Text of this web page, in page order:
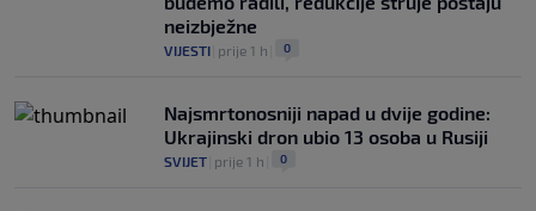
neizbježne
VIJESTI prije 1 h 0
Najsmrtonosniji napad u dvije godine:
Ukrajinski dron ubio 13 osoba u Rusiji
SVIJET prije 1 h 0